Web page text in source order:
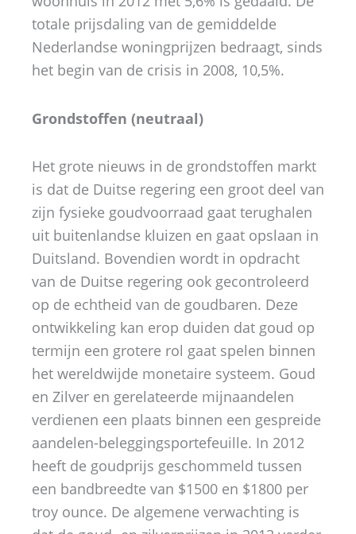
totale prijsdaling van de gemiddelde
Nederlandse woningprijzen bedraagt, sinds
het begin van de crisis in 2008, 10,5%.
Grondstoffen (neutraal)
Het grote nieuws in de grondstoffen markt
is dat de Duitse regering een groot deel van
zijn fysieke goudvoorraad gaat terughalen
uit buitenlandse kluizen en gaat opslaan in
Duitsland. Bovendien wordt in opdracht
van de Duitse regering ook gecontroleerd
op de echtheid van de goudbaren. Deze
ontwikkeling kan erop duiden dat goud op
termijn een grotere rol gaat spelen binnen
het wereldwijde monetaire systeem. Goud
en Zilver en gerelateerde mijnaandelen
verdienen een plaats binnen een gespreide
aandelen-beleggingsportefeuille. In 2012
heeft de goudprijs geschommeld tussen
een bandbreedte van $1500 en $1800 per
troy ounce. De algemene verwachting is